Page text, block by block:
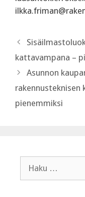
kattavampana –
Asunnon
rakennusteknisen
pienemmiksi